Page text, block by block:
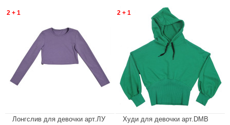
2 + 1
Лонгслив для девочки арт.ЛУ
2 + 1
Худи для девочки арт.DMB